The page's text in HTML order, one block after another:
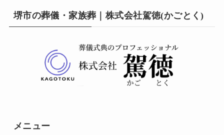
堺市の葬儀・家族葬｜株式会社駕徳(かごとく)
メニュー